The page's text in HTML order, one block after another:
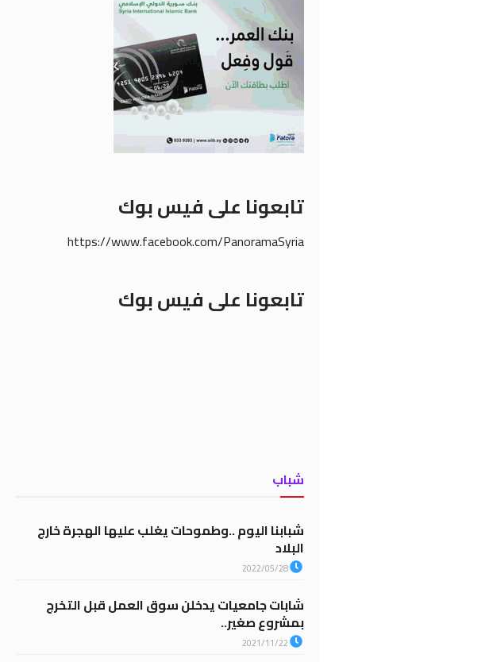
تابعونا على فيس بوك
https://www.facebook.com/PanoramaSyria
تابعونا على فيس بوك
شباب
شبابنا اليوم ..وطموحات يغلب عليها الهجرة خارج
البلاد
2022/05/28
شابات جامعيات يدخلن سوق العمل قبل التخرج
بمشروع صغير..
2021/11/22